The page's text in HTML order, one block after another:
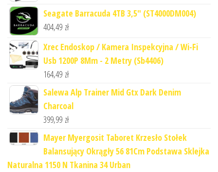
Seagate Barracuda 4TB 3,5" (ST4000DM004)
404,49 zł
Xrec Endoskop / Kamera Inspekcyjna / Wi-Fi
Usb 1200P 8Mm - 2 Metry (Sb4406)
164,49 zł
Salewa Alp Trainer Mid Gtx Dark Denim
Charcoal
399,99 zł
Mayer Myergosit Taboret Krzesło Stołek
Balansujący Okrągły 56 81Cm Podstawa Sklejka
Naturalna 1150 N Tkanina 34 Urban